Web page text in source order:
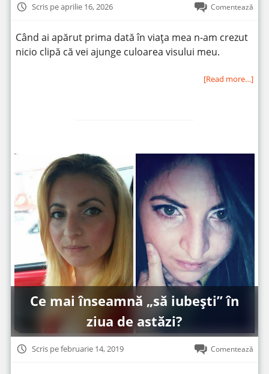
Scris pe aprilie 16, 2026 Comentează
Când ai apărut prima dată în viața mea n-am crezut
nicio clipă că vei ajunge culoarea visului meu.
[Read more…]
Ce mai înseamnă „să iubești” în
ziua de astăzi?
Scris pe februarie 14, 2019 Comentează